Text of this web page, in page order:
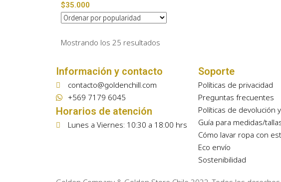
$35.000
Mostrando los 25 resultados
Información y contacto
contacto@goldenchill.com
+569 7179 6045
Horarios de atención
Lunes a Viernes: 10:30 a 18:00 hrs
Soporte
Políticas de privacidad
Preguntas frecuentes
Políticas de devolución
Guía para medidas/
Cómo lavar ropa con
Eco envío
Sostenibilidad